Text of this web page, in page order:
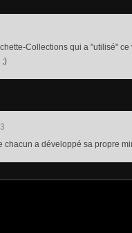
Collections qui a "utilisé"
;)
chacun a développé sa propre